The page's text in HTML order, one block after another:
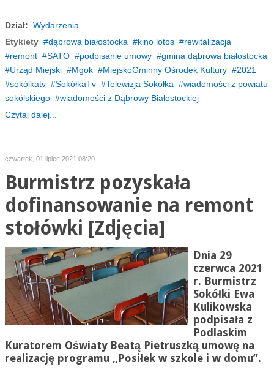
Dział: Wydarzenia
Etykiety
dąbrowa białostocka kino lotos
rewitalizacja
remont
SATO podpisanie umowy
gmina dąbrowa białostocka
Urząd Miejski
Mgok MiejskoGminny Ośrodek Kultury
2021
sokólkatv
SokółkaTv Telewizja Sokółka
wiadomości z powiatu
sokólskiego
wiadomości z Dąbrowy Białostockiej
Czytaj dalej...
czwartek, 01 lipiec 2021 08:20
Burmistrz pozyskała
dofinansowanie na remont
stołówki [Zdjęcia]
Dnia 29
czerwca 2021
r. Burmistrz
Sokółki Ewa
Kulikowska
podpisała z
Podlaskim
Kuratorem Oświaty Beatą Pietruszką umowę na
realizację programu „Posiłek w szkole i w domu”.